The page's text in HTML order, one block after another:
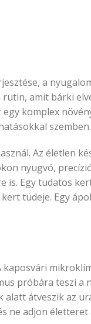
a
amit bárki
komplex
szemben.
Az életlen
nyugvó,
is. Egy tudatos
kert tüdeje. Egy
próbára teszi a
átveszik az
ne adjon